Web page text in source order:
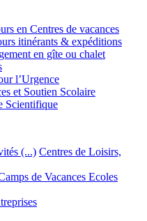
en Centres de vacances
itinérants & expéditions
en gîte ou chalet
l’Urgence
et Soutien Scolaire
Scientifique
(...) Centres de Loisirs,
de Vacances Ecoles